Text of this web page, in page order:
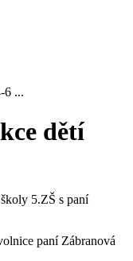
6 ...
dětí
5.ZŠ s paní
paní Zábranová